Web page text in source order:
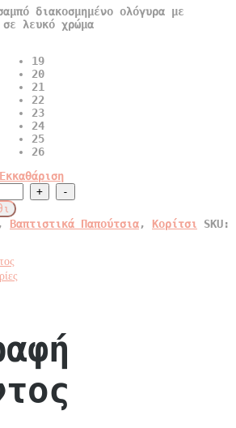
διακοσμημένο oλόγυρα με
λευκό χρώμα
19
20
21
22
23
24
25
26
Εκκαθάριση
, Βαπτιστικά Παπούτσια, Κορίτσι
SKU: